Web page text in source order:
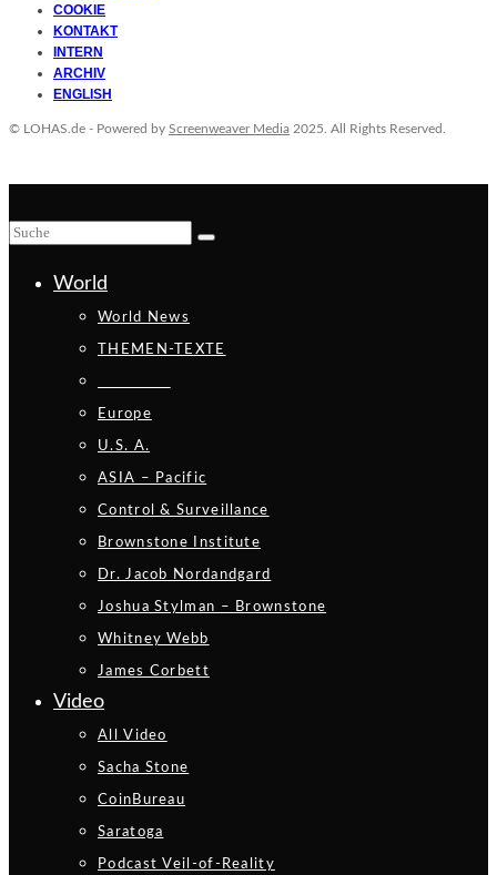
COOKIE
KONTAKT
INTERN
ARCHIV
ENGLISH
© LOHAS.de - Powered by Screenweaver Media 2025. All Rights Reserved.
World
World News
THEMEN-TEXTE
Europe
U.S. A.
ASIA – Pacific
Control & Surveillance
Brownstone Institute
Dr. Jacob Nordandgard
Joshua Stylman – Brownstone
Whitney Webb
James Corbett
Video
All Video
Sacha Stone
CoinBureau
Saratoga
Podcast Veil-of-Reality